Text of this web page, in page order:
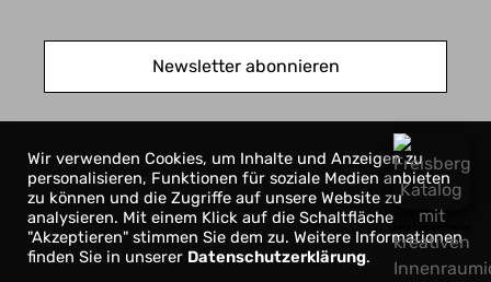
Newsletter abonnieren
© 2026 Freisberg Wohnbedarf GmbH
Wir verwenden Cookies, um Inhalte und Anzeigen zu
personalisieren, Funktionen für soziale Medien anbieten
zu können und die Zugriffe auf unsere Website zu
analysieren. Mit einem Klick auf die Schaltfläche
"Akzeptieren" stimmen Sie dem zu. Weitere Informationen
finden Sie in unserer Datenschutzerklärung.